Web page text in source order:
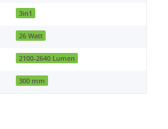
3in1
26 Watt
2100-2640 Lumen
300 mm